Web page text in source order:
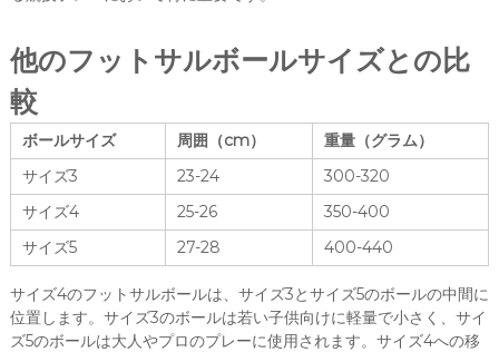
他のフットサルボールサイズとの比
較
ボールサイズ 周囲（cm）
重量（グラム）
サイズ3
23-24
300-320
サイズ4
25-26
350-400
サイズ5
27-28 400-440
サイズ4のフットサルボールは、サイズ3とサイズ5のボールの中間に
位置します。サイズ3のボールは若い子供向けに軽量で小さく、サイ
ズ5のボールは大人やプロのプレーに使用されます。サイズ4への移